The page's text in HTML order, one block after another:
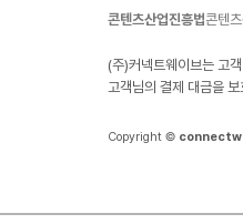
콘텐츠산업진흥법콘텐
(주)커넥트웨이브는 고
고객님의 결제 대금을
Copyright ©